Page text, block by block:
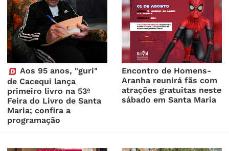
Aos 95 anos, "guri"
de Cacequi lança
primeiro livro na 53ª
Feira do Livro de Santa
Maria; confira a
programação
Encontro de Homens-
Aranha reunirá fãs com
atrações gratuitas neste
sábado em Santa Maria